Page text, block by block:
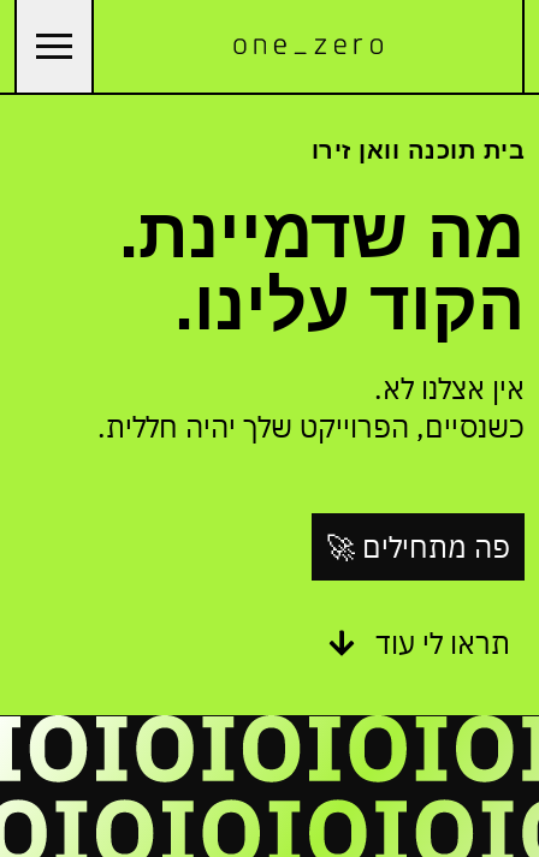
בית תוכנה וואן זירו
מה שדמיינת.
הקוד עלינו.
אין אצלנו לא.
כשנסיים, הפרוייקט שלך יהיה חללית.
פה מתחילים 🚀
תראו לי עוד